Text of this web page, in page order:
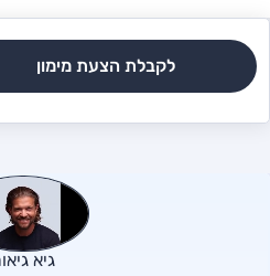
לקבלת הצעת מימון
גיא